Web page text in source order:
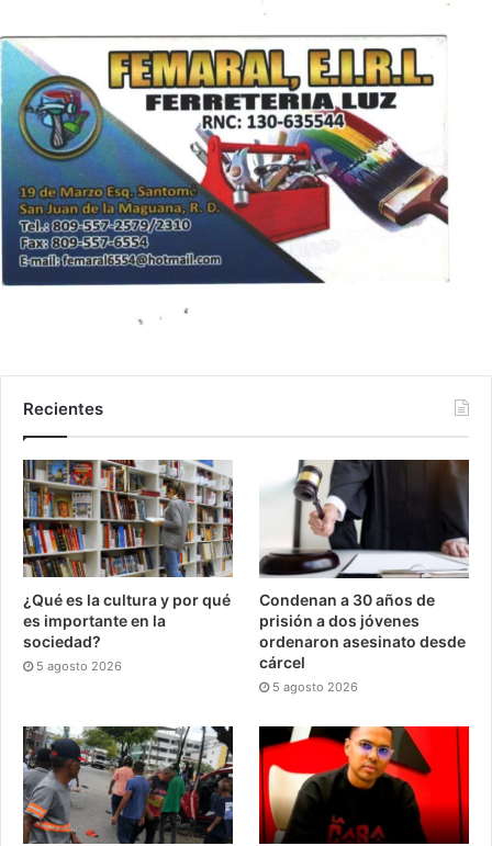
Recientes
¿Qué es la cultura y por qué
es importante en la
sociedad?
5 agosto 2026
Condenan a 30 años de
prisión a dos jóvenes
ordenaron asesinato desde
cárcel
5 agosto 2026